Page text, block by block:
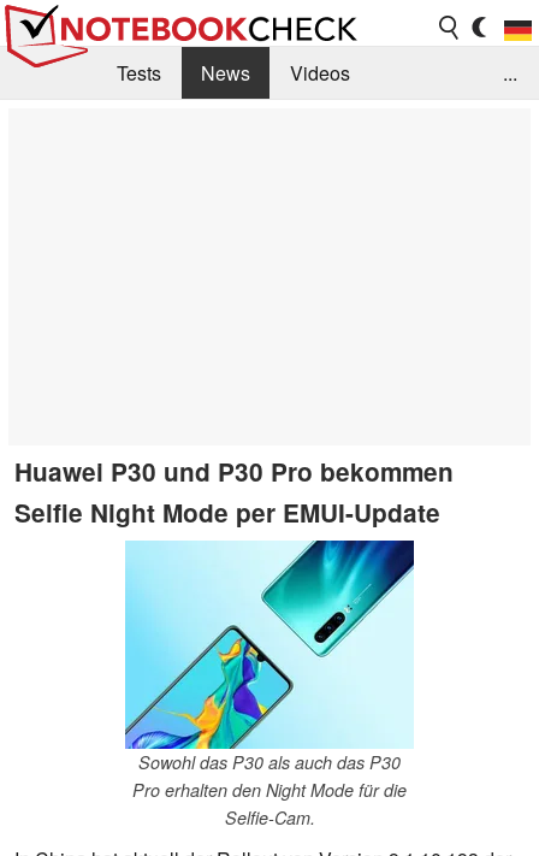
Tests News
Videos
...
Huawei P30 und P30 Pro bekommen
Selfie Night Mode per EMUI-Update
Sowohl das P30 als auch das P30
Pro erhalten den Night Mode für die
Selfie-Cam.